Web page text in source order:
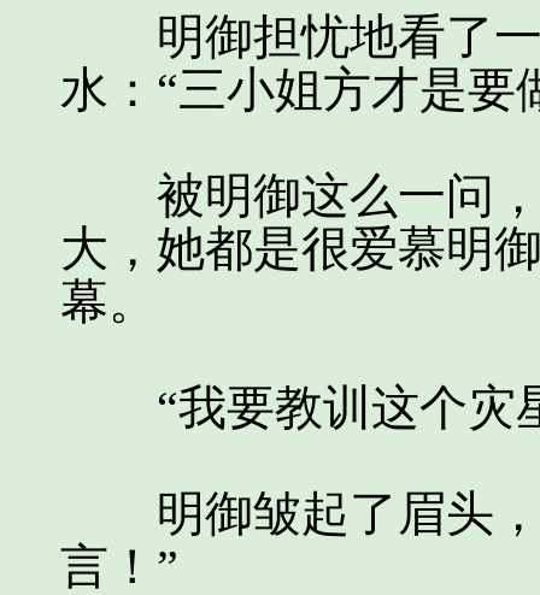
明御担忧地看了一
水：“三小姐方才是要
被明御这么一问，
大，她都是很爱慕明
幕。
“我要教训这个灾
明御皱起了眉头，
言！”